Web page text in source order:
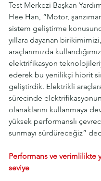
Test Merkezi Başkan
Hee Han, “Motor,
sistem geliştirme
yıllara dayanan
araçlarımızda kullandığımız
elektrifikasyon
ederek bu yenilikçi hibrit
geliştirdik. Elektrikli
sürecinde
olanaklarını kullanmaya
yüksek performanslı
sunmayı sürdüreceğiz”
Performans ve verimlilikte
seviye